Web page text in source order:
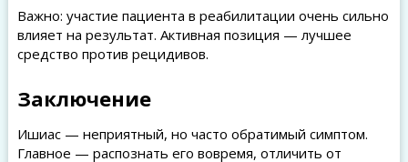
Важно: участие пациента в реабилитации очень сильно
влияет на результат. Активная позиция — лучшее
средство против рецидивов.
Заключение
Ишиас — неприятный, но часто обратимый симптом.
Главное — распознать его вовремя, отличить от